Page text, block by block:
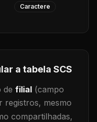
Caractere
a tabela SCS
de filial (campo
registros, mesmo
compartilhadas,